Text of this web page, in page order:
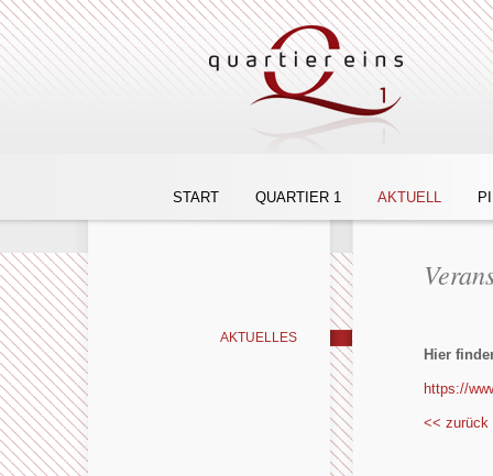
START QUARTIER 1 AKTUELL
AKTUELLES
Hier
https://
<< zurück